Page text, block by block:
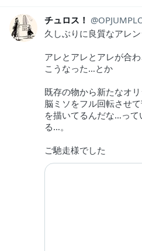
チュロス！
久しぶりに良質なアレン
アレとアレとアレが合
こうなった…とか
既存の物から新たなオ
脳ミソをフル回転させ
を描いてるんだな…っ
る…。
ご馳走様でした